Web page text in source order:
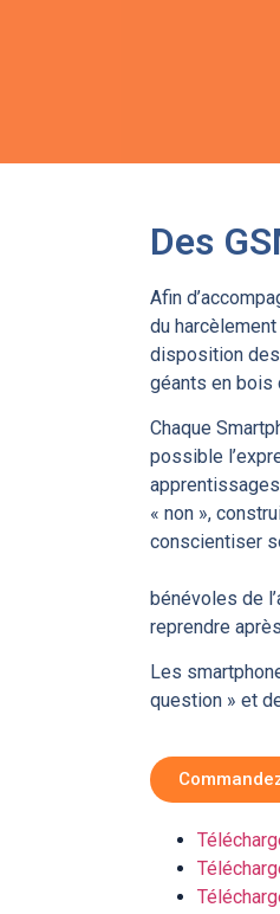
Des
Afin
du
disposition
géants en bois
Chaque
possible
« non »,
bénévoles de
reprendre
Les
question » et